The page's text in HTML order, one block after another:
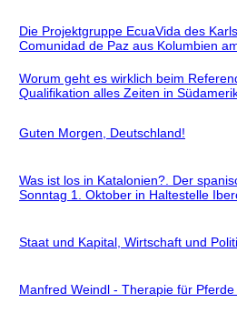
Die Projektgruppe EcuaVida des
Comunidad de Paz aus Kolumbien
Worum geht es wirklich beim
Qualifikation alles Zeiten in
Guten Morgen, Deutschland!
Was ist los in Katalonien?. Der
Sonntag 1. Oktober in Haltestelle
Staat und Kapital, Wirtschaft und
Manfred Weindl - Therapie für